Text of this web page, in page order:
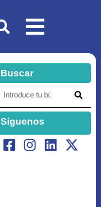
Buscar
Síguenos